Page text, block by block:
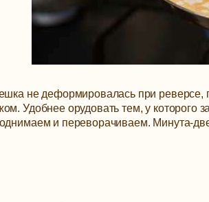
не деформировалась при реверсе,
Удобнее орудовать тем, у которого
и переворачиваем. Минута-